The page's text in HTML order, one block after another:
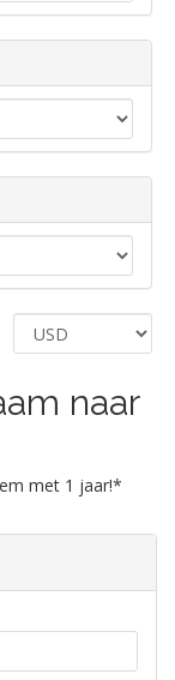
naar
met 1 jaar!*